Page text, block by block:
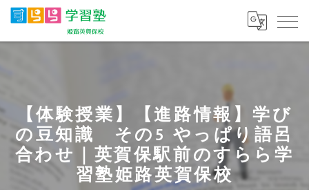
【体験授業】【進路情報】学び
の豆知識 その5 やっぱり語呂
合わせ｜英賀保駅前のすらら学
習塾姫路英賀保校